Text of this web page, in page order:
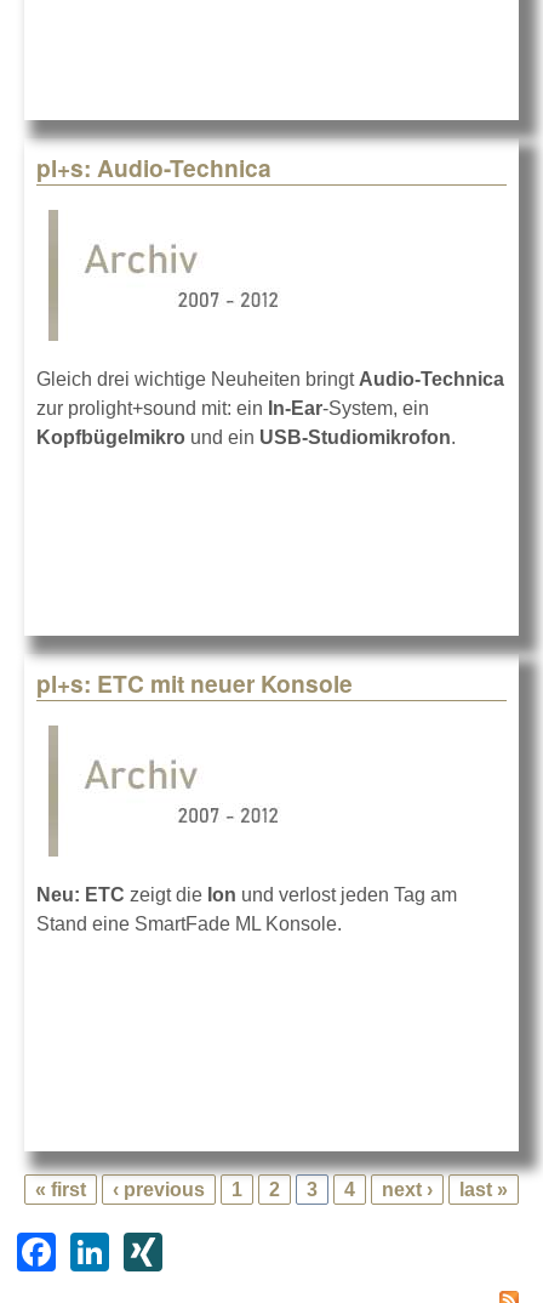
pl+s: Audio-Technica
Gleich drei wichtige Neuheiten bringt Audio-Technica
zur prolight+sound mit: ein In-Ear-System, ein
Kopfbügelmikro und ein USB-Studiomikrofon.
pl+s: ETC mit neuer Konsole
Neu: ETC zeigt die Ion und verlost jeden Tag am
Stand eine SmartFade ML Konsole.
« first ‹ previous 1 2 3 4 next › last »
F
Li